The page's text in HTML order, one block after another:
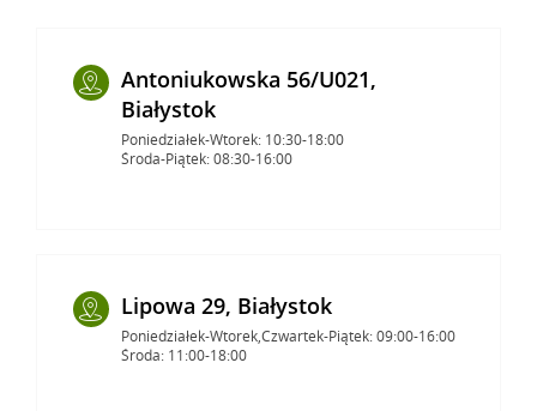
Antoniukowska 56/U021,
Białystok
Poniedziałek-Wtorek: 10:30-18:00
Środa-Piątek: 08:30-16:00
Lipowa 29, Białystok
Poniedziałek-Wtorek,Czwartek-Piątek: 09:00-16:00
Środa: 11:00-18:00